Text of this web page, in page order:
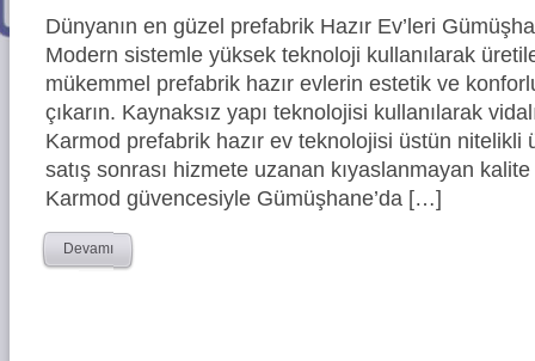
Dünyanın en güzel prefabrik Hazır Ev’leri
Modern sistemle yüksek teknoloji kullanılarak
mükemmel prefabrik hazır evlerin estetik ve
çıkarın. Kaynaksız yapı teknolojisi kullanılarak
Karmod prefabrik hazır ev teknolojisi üstün nitelikli
satış sonrası hizmete uzanan kıyaslanmayan kalite
Karmod güvencesiyle Gümüşhane’da […]
Devamı